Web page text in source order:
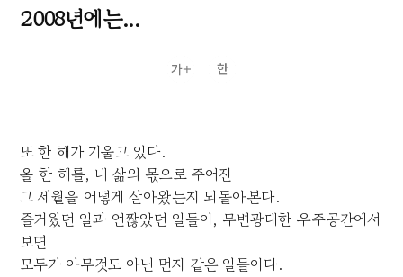
2008년에는...
또 한 해가 기울고 있다.
올 한 해를, 내 삶의 몫으로 주어진
그 세월을 어떻게 살아왔는지 되돌아본다.
즐거웠던 일과 언짢았던 일들이, 무변광대한 우주공간에서
보면
모두가 아무것도 아닌 먼지 같은 일들이다.